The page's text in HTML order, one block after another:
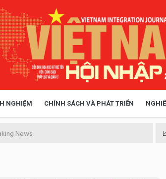
NGHIỆM CHÍNH SÁCH VÀ PHÁT TRIỂN
News